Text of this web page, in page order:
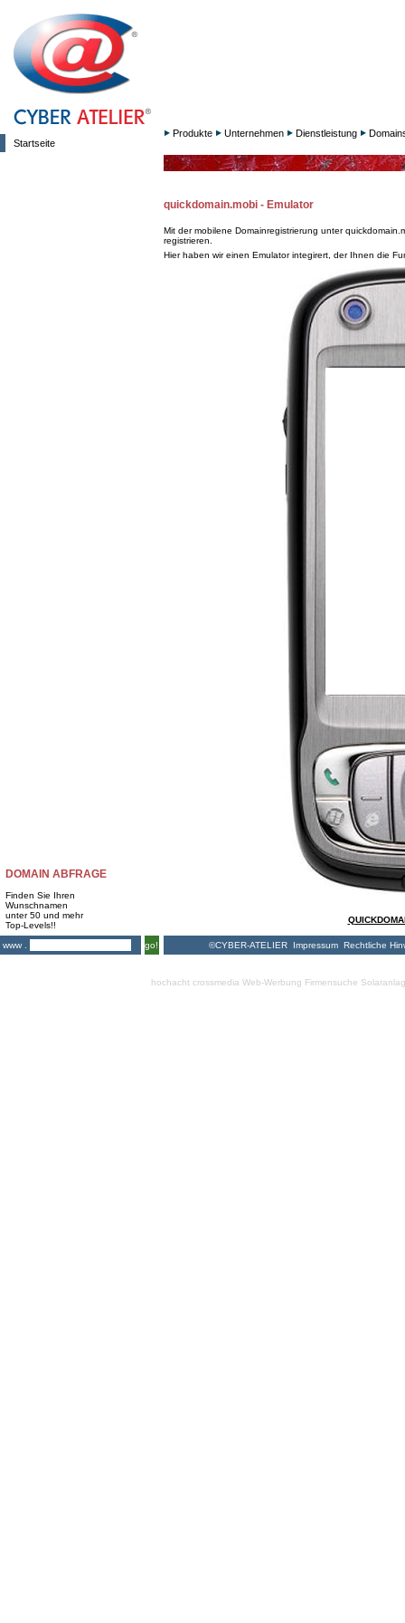
Startseite
DOMAIN ABFRAGE
Finden Sie Ihren
Wunschnamen
unter 50 und mehr
Top-Levels!!
www .
go!
Produkte Unternehmen Dienstleistung
quickdomain.mobi - Emulator
Mit der mobilene Domainregistrierung unter
registrieren.
Hier haben wir einen Emulator integirert, der Ihnen die
©CYBER-ATELIER Impressum Rechtliche
hochacht crossmedia Web-Werbung Firmensuche